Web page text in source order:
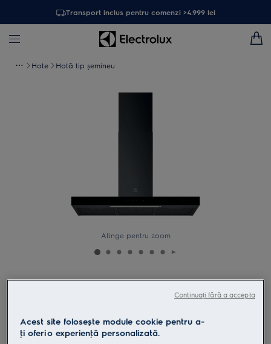
Transport inclus pentru comenzi >4.999 lei
Hote Hotă tip șemineu
Atinge pentru zoom
LFT819K
Hotă șemineu 700 Breeze 730 m³/h
90 cm Negru
4.9 (27)
Acest site folosește module cookie pentru a-
ţi oferi o experienţă personalizată.
Continuați fără a accepta